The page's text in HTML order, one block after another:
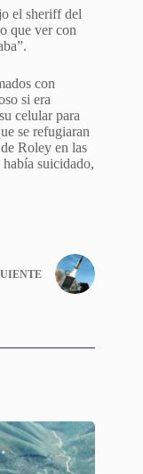
el sheriff del
que ver con
con
si era
celular para
se refugiaran
Roley en las
suicidado,